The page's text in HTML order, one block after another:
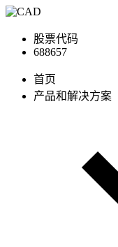
股票代码
688657
首页
产品和解决方案